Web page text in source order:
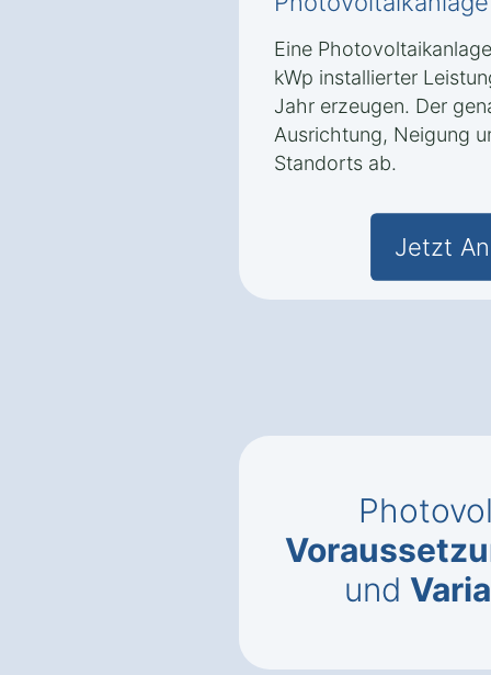
Eine
kWp installierter
Jahr erzeugen. Der
Ausrichtung, Neigung
Standorts ab.
Jetzt
und